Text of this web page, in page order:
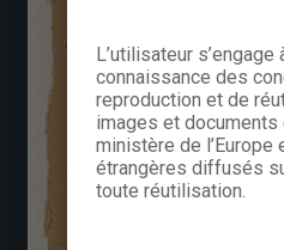
L’utilisateur s’engage
connaissance des
reproduction et de
images et documents
ministère de
étrangères diffusés
toute réutilisation.